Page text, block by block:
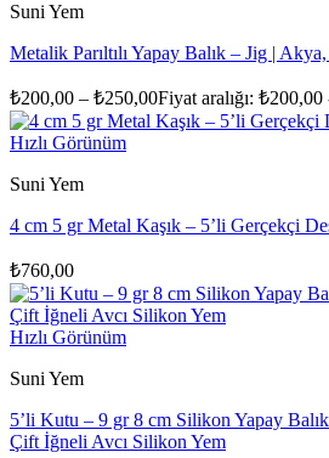
Suni Yem
Metalik Parıltılı Yapay Balık – Jig |
₺200,00 – ₺250,00Fiyat aralığı:
Hızlı Görünüm
Suni Yem
4 cm 5 gr Metal Kaşık – 5’li Gerçekçi
₺760,00
Hızlı Görünüm
Suni Yem
5’li Kutu – 9 gr 8 cm Silikon Yapay
Çift İğneli Avcı Silikon Yem